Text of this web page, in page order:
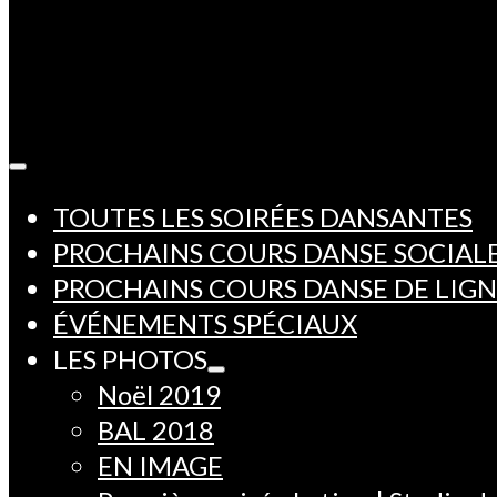
TOUTES LES SOIRÉES DANSANTES
PROCHAINS COURS DANSE
PROCHAINS COURS DANSE DE
ÉVÉNEMENTS SPÉCIAUX
LES PHOTOS
Noël 2019
BAL 2018
EN IMAGE